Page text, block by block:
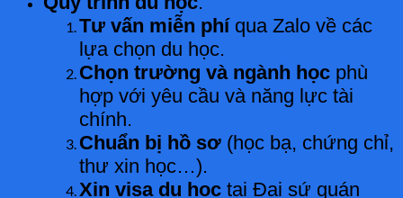
Tư vấn miễn phíqua Zalo về các
lựa chọn du học.
Chọn trường và ngành học phù
hợp với yêu cầu và năng lực tài
chính.
Chuẩn bị hồ sơ (học bạ, chứng chỉ,
thư xin học…).
Xin visa du học tại Đại sứ quán